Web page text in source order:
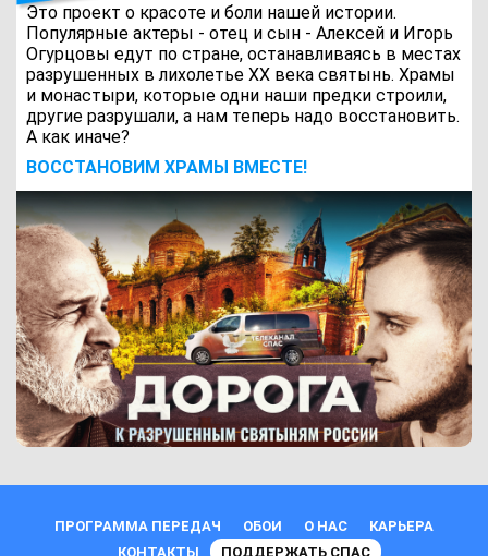
Это проект о красоте и боли нашей истории.
Популярные актеры - отец и сын - Алексей и Игорь
Огурцовы едут по стране, останавливаясь в местах
разрушенных в лихолетье ХХ века святынь. Храмы
и монастыри, которые одни наши предки строили,
другие разрушали, а нам теперь надо восстановить.
А как иначе?
ВОCСТАНОВИМ ХРАМЫ ВМЕСТЕ!
ПРОГРАММА ПЕРЕДАЧ ОБОИ О НАС
КАРЬЕРА
КОНТАКТЫ
ПОДДЕРЖАТЬ СПАС